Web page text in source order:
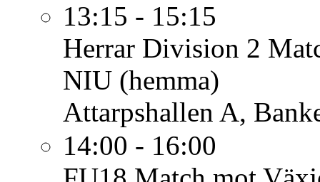
13:15 - 15:15
Herrar Division 2
NIU (hemma)
Attarpshallen A,
14:00 - 16:00